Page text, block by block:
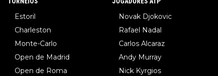
Estoril
Charleston
Monte-Carlo
Open de Madrid
Open de Roma
Novak Djokovic
Rafael Nadal
Carlos Alcaraz
Andy Murray
Nick Kyrgios